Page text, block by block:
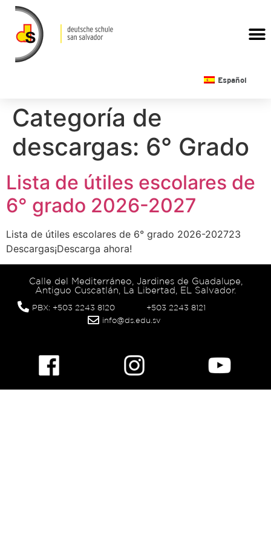
Español
Categoría de
descargas: 6° Grado
Lista de útiles escolares de
6° grado 2026-2027
Lista de útiles escolares de 6° grado 2026-202723
Descargas¡Descarga ahora!
Calle del Mediterráneo, Jardines de Guadalupe,
Antiguo Cuscatlán, La Libertad, EL Salvador.
PBX: +503 2243 8120
+503 2243 8121
info@ds.edu.sv